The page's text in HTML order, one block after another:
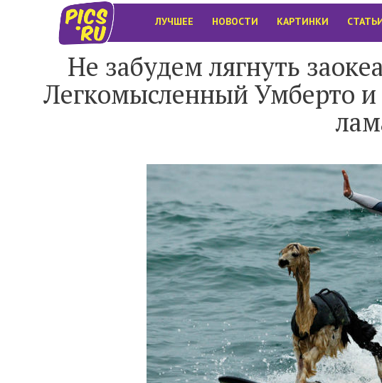
ЛУЧШЕЕ НОВОСТИ КАРТИНКИ
Не забудем лягнуть
Легкомысленный Умберто и